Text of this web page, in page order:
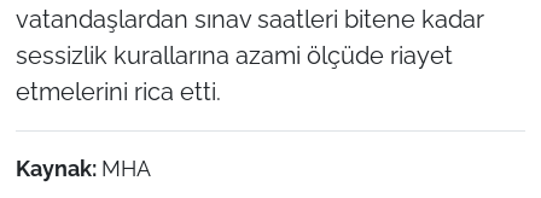
vatandaşlardan sınav saatleri bitene kadar
sessizlik kurallarına azami ölçüde riayet
etmelerini rica etti.
Kaynak: MHA